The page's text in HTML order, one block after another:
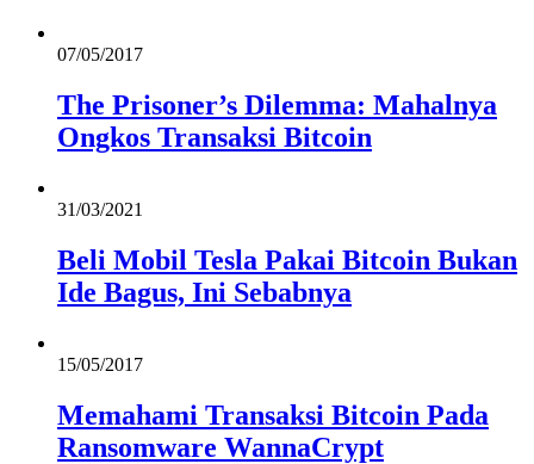
07/05/2017
The Prisoner’s Dilemma: Mahalnya
Ongkos Transaksi Bitcoin
31/03/2021
Beli Mobil Tesla Pakai Bitcoin Bukan
Ide Bagus, Ini Sebabnya
15/05/2017
Memahami Transaksi Bitcoin Pada
Ransomware WannaCrypt